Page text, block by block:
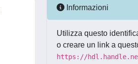
Informazioni
Utilizza questo
o creare un link a
https://